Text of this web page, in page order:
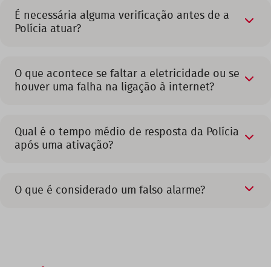
É necessária alguma verificação antes de a
Polícia atuar?
O que acontece se faltar a eletricidade ou se
houver uma falha na ligação à internet?
Qual é o tempo médio de resposta da Polícia
após uma ativação?
O que é considerado um falso alarme?